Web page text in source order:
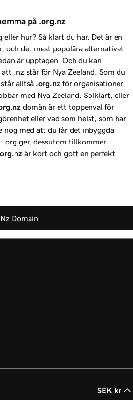
på .org.nz
hur? Så klart du har. Det är en
och det mest populära alternativet
är upptagen. Och du kan
.nz står för Nya Zeeland. Som du
alltså .org.nz för organisationer
med Nya Zeeland. Solklart, eller
domän är ett toppenval för
eller vad som helst, som har
nog med att du får det inbyggda
.org ger, dessutom tillkommer
är kort och gott en perfekt
Domain
SEK kr